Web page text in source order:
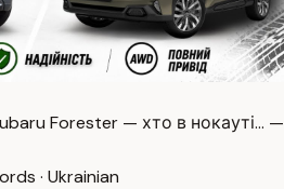
Forester — хто в нокауті… —
· Ukrainian